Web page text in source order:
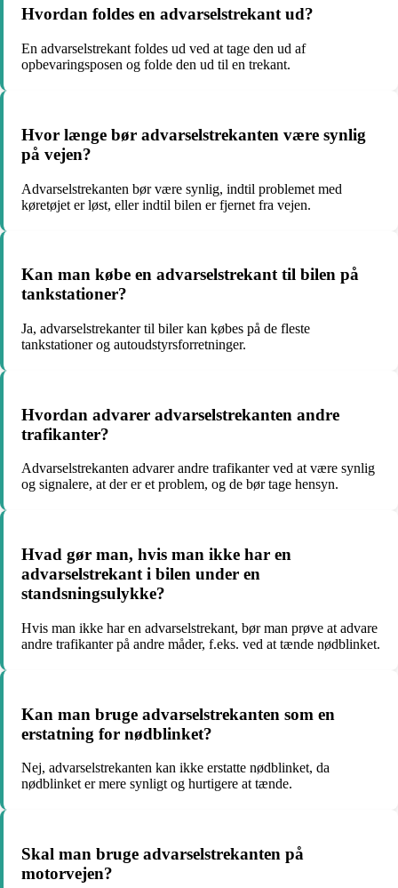
Hvordan foldes en advarselstrekant ud?
En advarselstrekant foldes ud ved at tage den ud af
opbevaringsposen og folde den ud til en trekant.
Hvor længe bør advarselstrekanten være synlig
på vejen?
Advarselstrekanten bør være synlig, indtil problemet med
køretøjet er løst, eller indtil bilen er fjernet fra vejen.
Kan man købe en advarselstrekant til bilen på
tankstationer?
Ja, advarselstrekanter til biler kan købes på de fleste
tankstationer og autoudstyrsforretninger.
Hvordan advarer advarselstrekanten andre
trafikanter?
Advarselstrekanten advarer andre trafikanter ved at være synlig
og signalere, at der er et problem, og de bør tage hensyn.
Hvad gør man, hvis man ikke har en
advarselstrekant i bilen under en
standsningsulykke?
Hvis man ikke har en advarselstrekant, bør man prøve at advare
andre trafikanter på andre måder, f.eks. ved at tænde nødblinket.
Kan man bruge advarselstrekanten som en
erstatning for nødblinket?
Nej, advarselstrekanten kan ikke erstatte nødblinket, da
nødblinket er mere synligt og hurtigere at tænde.
Skal man bruge advarselstrekanten på
motorvejen?